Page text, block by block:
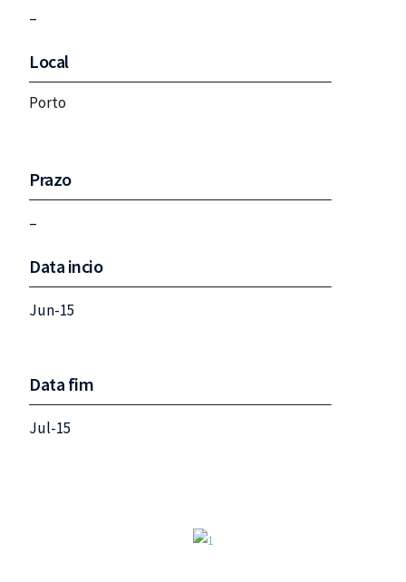
–
Local
Porto
Prazo
–
Data incio
Jun-15
Data fim
Jul-15